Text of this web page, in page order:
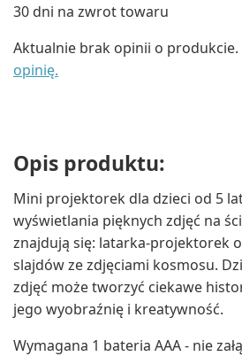
30 dni na zwrot towaru
Aktualnie brak opinii o produkcie.
opinię.
Opis produktu:
Mini projektorek dla dzieci od 5
wyświetlania pięknych zdjęć na
znajdują się: latarka-projektorek
slajdów ze zdjęciami kosmosu.
zdjęć może tworzyć ciekawe
jego wyobraźnię i kreatywność.
Wymagana 1 bateria AAA - nie